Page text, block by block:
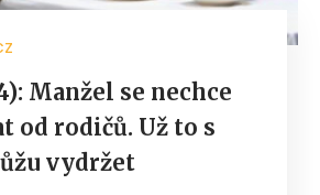
Manžel se nechce
od rodičů. Už to s
vydržet